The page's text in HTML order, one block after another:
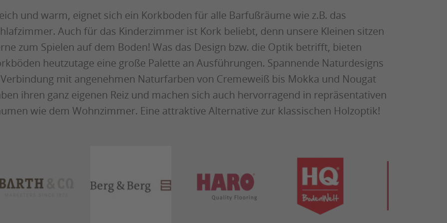
und warm, eignet sich ein Korkboden für alle Barfußräume wie z.B. das
Auch für das Kinderzimmer ist Kork beliebt, denn unsere Kleinen sitzen
zum Spielen auf dem Boden! Was das Design bzw. die Optik betrifft, bieten
heutzutage eine große Palette an Ausführungen. Spannende Naturdesigns
mit angenehmen Naturfarben von Cremeweiß bis Mokka und Nougat
ihren ganz eigenen Reiz und machen sich auch hervorragend in repräsentativen
wie dem Wohnzimmer. Eine attraktive Alternative zur klassischen Holzoptik!